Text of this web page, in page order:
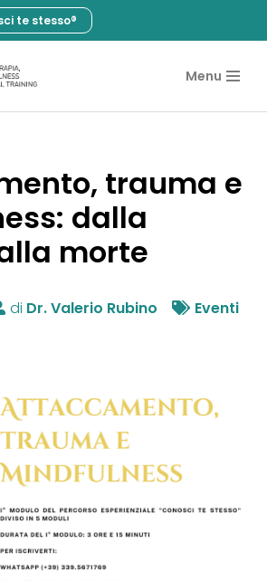
te stesso®
Menu
trauma e
dalla
morte
di Dr. Valerio Rubino Eventi